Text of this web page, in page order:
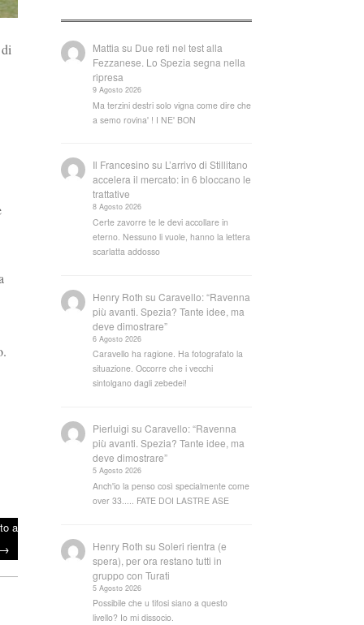
a
→
Mattia su Due reti nel test alla
Fezzanese. Lo Spezia segna nella
ripresa
9 Agosto 2026
Ma terzini destri solo vigna come dire che
a semo rovina' ! I NE' BON
Il Francesino su L’arrivo di Stillitano
accelera il mercato: in 6 bloccano le
trattative
8 Agosto 2026
Certe zavorre te le devi accollare in
eterno. Nessuno li vuole, hanno la lettera
scarlatta addosso
Henry Roth suCaravello: “Ravenna
più avanti. Spezia? Tante idee, ma
deve dimostrare”
6 Agosto 2026
Caravello ha ragione. Ha fotografato la
situazione. Occorre che i vecchi
sintolgano dagli zebedei!
Pierluigi suCaravello: “Ravenna
più avanti. Spezia? Tante idee, ma
deve dimostrare”
5 Agosto 2026
Anch'io la penso così specialmente come
over 33..... FATE DOI LASTRE ASE
Henry Roth suSoleri rientra (e
spera), per ora restano tutti in
gruppo con Turati
5 Agosto 2026
Possibile che u tifosi siano a questo
livello? Io mi dissocio.